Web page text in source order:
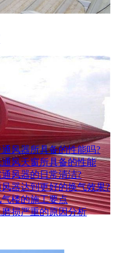
风器所具备的性能吗?
风天窗所具备的性能
风器的日常清洁?
器达到更好的换气效果?
楼的施工要点
损严重的原因分析